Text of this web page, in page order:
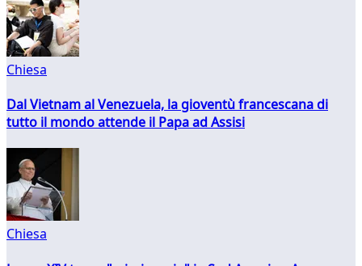
Chiesa
Dal Vietnam al Venezuela, la gioventù francescana di
tutto il mondo attende il Papa ad Assisi
Chiesa